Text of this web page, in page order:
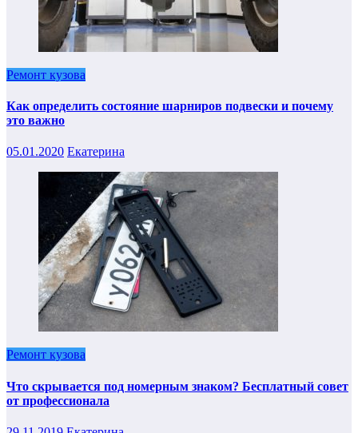
Ремонт кузова
Как определить состояние шарниров подвески и почему
это важно
05.01.2020 Екатерина
Ремонт кузова
Что скрывается под номерным знаком? Бесплатный совет
от профессионала